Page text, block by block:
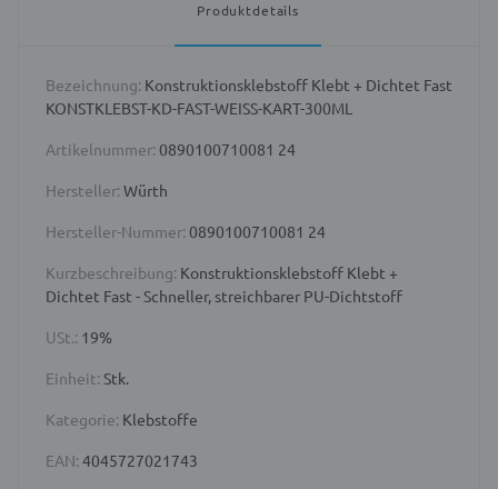
Produktdetails
Bezeichnung: Konstruktionsklebstoff Klebt + Dichtet Fast
KONSTKLEBST-KD-FAST-WEISS-KART-300ML
Artikelnummer: 0890100710081 24
Hersteller: Würth
Hersteller-Nummer: 0890100710081 24
Kurzbeschreibung: Konstruktionsklebstoff Klebt +
Dichtet Fast - Schneller, streichbarer PU-Dichtstoff
USt.: 19%
Einheit: Stk.
Kategorie: Klebstoffe
EAN: 4045727021743